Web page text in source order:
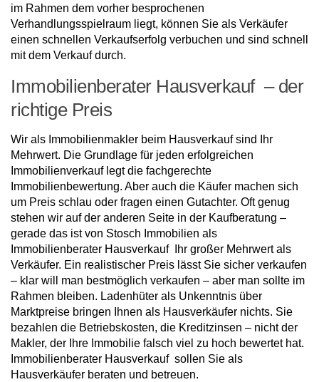
im Rahmen dem vorher besprochenen
Verhandlungsspielraum liegt, können Sie als Verkäufer
einen schnellen Verkaufserfolg verbuchen und sind schnell
mit dem Verkauf durch.
Immobilienberater Hausverkauf – der
richtige Preis
Wir als Immobilienmakler beim Hausverkauf sind Ihr
Mehrwert. Die Grundlage für jeden erfolgreichen
Immobilienverkauf legt die fachgerechte
Immobilienbewertung. Aber auch die Käufer machen sich
um Preis schlau oder fragen einen Gutachter. Oft genug
stehen wir auf der anderen Seite in der Kaufberatung –
gerade das ist von Stosch Immobilien als
Immobilienberater Hausverkauf Ihr großer Mehrwert als
Verkäufer. Ein realistischer Preis lässt Sie sicher verkaufen
– klar will man bestmöglich verkaufen – aber man sollte im
Rahmen bleiben. Ladenhüter als Unkenntnis über
Marktpreise bringen Ihnen als Hausverkäufer nichts. Sie
bezahlen die Betriebskosten, die Kreditzinsen – nicht der
Makler, der Ihre Immobilie falsch viel zu hoch bewertet hat.
Immobilienberater Hausverkauf sollen Sie als
Hausverkäufer beraten und betreuen.